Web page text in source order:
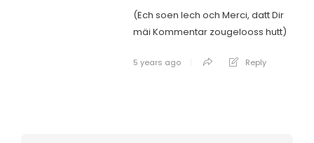
(Ech soen Iech och Merci, datt Dir
mäi Kommentar zougelooss hutt)
5 years ago Reply